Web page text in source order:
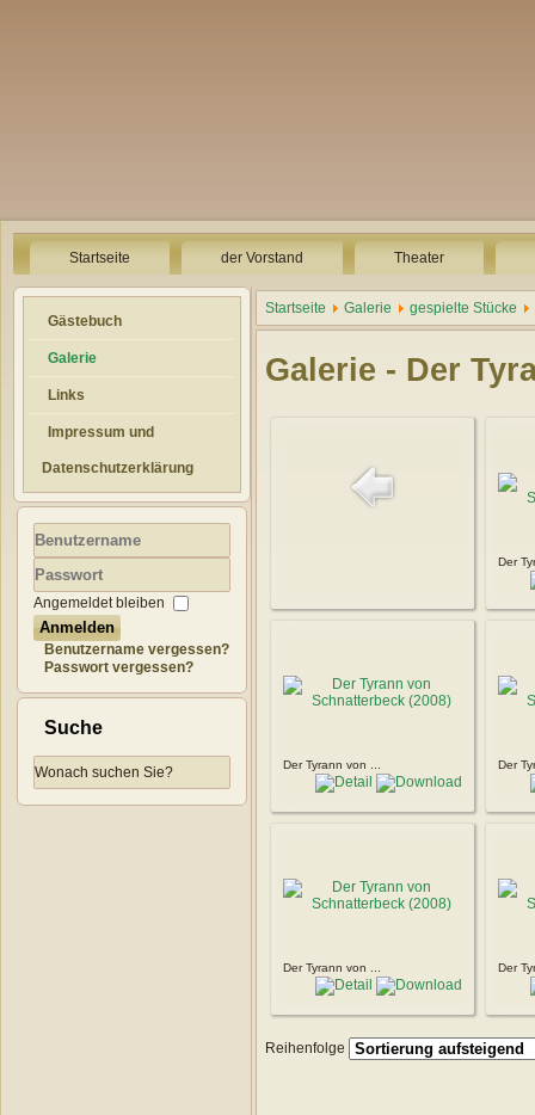
Startseite der Vorstand Theater
Gästebuch
Galerie
Links
Impressum und
Datenschutzerklärung
Benutzername
Passwort
Angemeldet bleiben
Anmelden
Benutzername vergessen?
Passwort vergessen?
Suche
Startseite Galerie gespielte Stücke
Galerie - Der
Der
Der Tyrann von ... Der
Der Tyrann von ... Der
Reihenfolge